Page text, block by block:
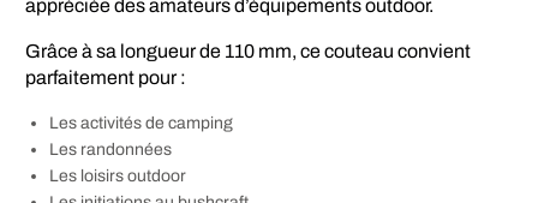
appréciée des amateurs d’équipements outdoor.
Grâce à sa longueur de 110 mm, ce couteau convient
parfaitement pour :
Les activités de camping
Les randonnées
Les loisirs outdoor